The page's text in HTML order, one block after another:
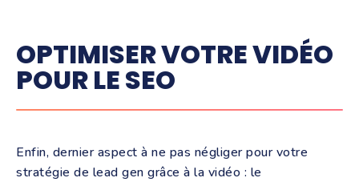
OPTIMISER VOTRE VIDÉO
POUR LE SEO
Enfin, dernier aspect à ne pas négliger pour votre
stratégie de lead gen grâce à la vidéo : le